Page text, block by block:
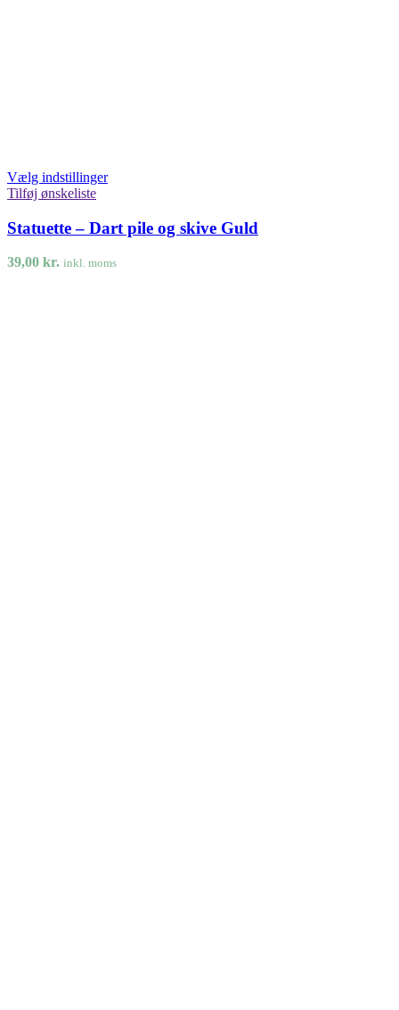
Vælg indstillinger
Tilføj ønskeliste
Statuette – Dart pile og skive Guld
39,00 kr. inkl. moms